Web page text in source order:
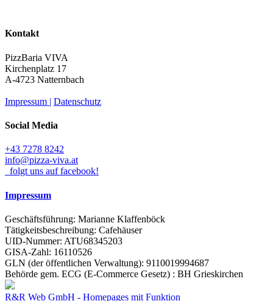
Kontakt
PizzBaria VIVA
Kirchenplatz 17
A-4723 Natternbach
Impressum | Datenschutz
Social Media
+43 7278 8242
info@pizza-viva.at
folgt uns auf facebook!
Impressum
Geschäftsführung: Marianne Klaffenböck
Tätigkeitsbeschreibung: Cafehäuser
UID-Nummer: ATU68345203
GISA-Zahl: 16110526
GLN (der öffentlichen Verwaltung): 9110019994687
Behörde gem. ECG (E-Commerce Gesetz) : BH Grieskirchen
R&R Web GmbH - Homepages mit Funktion